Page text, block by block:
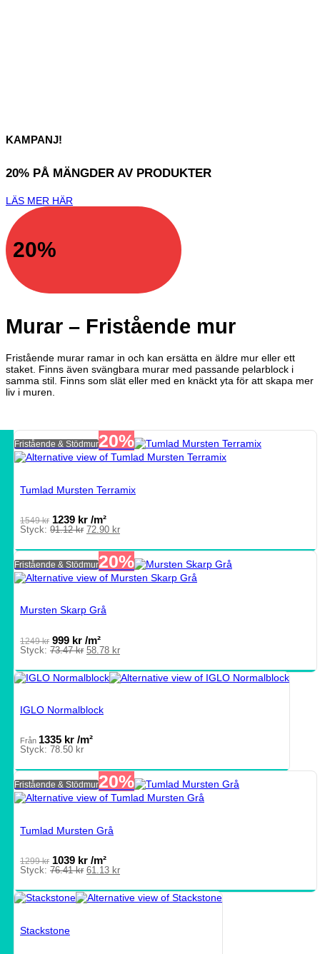
KAMPANJ!
20% PÅ MÄNGDER AV PRODUKTER
LÄS MER HÄR
20%
Murar – Fristående mur
Fristående murar ramar in och kan ersätta en äldre mur eller ett
staket. Finns även svängbara murar med passande pelarblock i
samma stil. Finns som slät eller med en knäckt yta för att skapa mer
liv i muren.
Fristående & Stödmur20%
Tumlad Mursten Terramix
1549kr 1239 kr /m²
Styck: 91.12kr Det
priset
var:
91.12 kr.
72.90 krDet
priset
är:
72.90 kr.
Fristående & Stödmur20%
Mursten Skarp Grå
1249kr 999 kr /m²
Styck: 73.47kr Det
priset
var:
73.47 kr.
58.78 krDet
priset
är:
58.78 kr.
IGLO Normalblock
Från 1335 kr /m²
Styck: 78.50 kr
Fristående & Stödmur20%
Tumlad Mursten Grå
1299kr 1039 kr /m²
Styck: 76.41kr Det
priset
var:
61.13 krDet
priset
är:
Stackstone